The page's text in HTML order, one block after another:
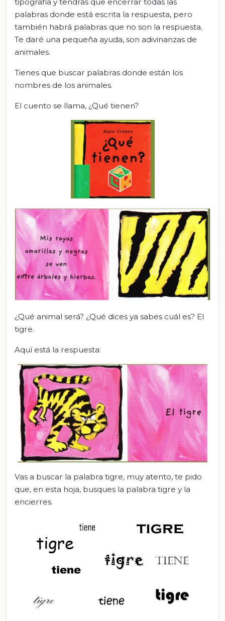
palabras donde está escrita la respuesta, pero
también habrá palabras que no son la respuesta.
Te daré una pequeña ayuda, son adivinanzas de
animales.
Tienes que buscar palabras donde están los
nombres de los animales.
El cuento se llama, ¿Qué tienen?
¿Qué animal será? ¿Qué dices ya sabes cuál es? El
tigre.
Aquí está la respuesta:
Vas a buscar la palabra tigre, muy atento, te pido
que, en esta hoja, busques la palabra tigre y la
encierres.